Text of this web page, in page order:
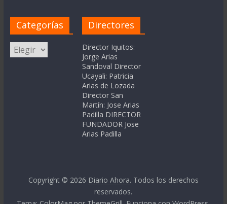
Categorías
Categorías
Directores
Director Iquitos:
Jorge Arias
Sandoval Director
Ucayali: Patricia
Arias de Lozada
Director San
Martín: Jose Arias
Padilla DIRECTOR
FUNDADOR Jose
Arias Padilla
Copyright © 2026 Diario Ahora. Todos los derechos
reservados.